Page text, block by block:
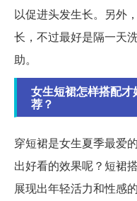
以促进头发生长。另外
长，不过最好是隔一天
助。
女生短裙怎样搭配
荐？
穿短裙是女生夏季最爱
出好看的效果呢？短裙
展现出年轻活力和性感